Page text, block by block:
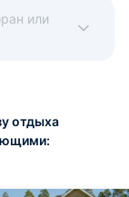
или
отдыха